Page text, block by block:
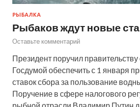
РЫБАЛКА
Рыбаков ждут новые
Оставьте комментарий
Президент поручил
Госдумой обеспечить с 1 января
ставок сбора за пользование
Поручение в сфере налогового